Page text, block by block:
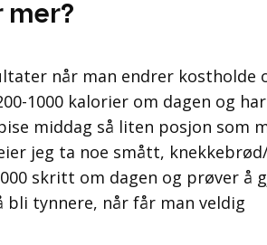
mer?
når man endrer kostholde
1000 kalorier om dagen og
middag så liten posjon som
jeg ta noe smått,
skritt om dagen og prøver å
bli tynnere, når får man veldig